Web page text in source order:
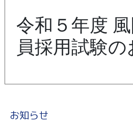
令和５年度
員採用試験
お知らせ